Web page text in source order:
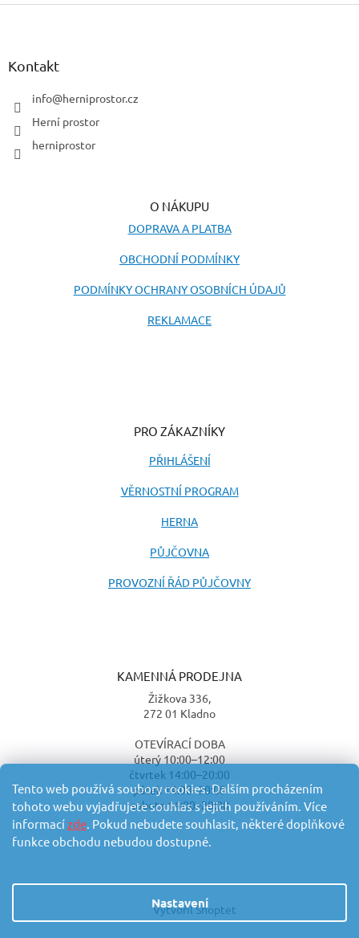
Tento web používá soubory cookies. Dalším procházením
tohoto webu vyjadřujete souhlas s jejich používáním. Více
informacízde. Pokud nebudete souhlasit, některé doplňkové
funkce obchodu nebudou dostupné.
Nastavení
Z
Kontakt
info@herniprostor.cz
Herní prostor
herniprostor
O NÁKUPU
DOPRAVA A PLATBA
OBCHODNÍ PODMÍNKY
PODMÍNKY OCHRANY OSOBNÍCH ÚDAJŮ
REKLAMACE
PRO ZÁKAZNÍKY
PŘIHLÁŠENÍ
VĚRNOSTNÍ PROGRAM
HERNA
PŮJČOVNA
PROVOZNÍ ŘÁD PŮJČOVNY
KAMENNÁ PRODEJNA
Žižkova 336,
272 01 Kladno
OTEVÍRACÍ DOBA
úterý 10:00–12:00
čtvrtek 14:00–20:00
pátek 14:00–20:00
sobota 14:00–20:00
Vytvořil Shoptet